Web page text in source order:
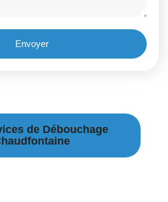
Envoyer
de Débouchage